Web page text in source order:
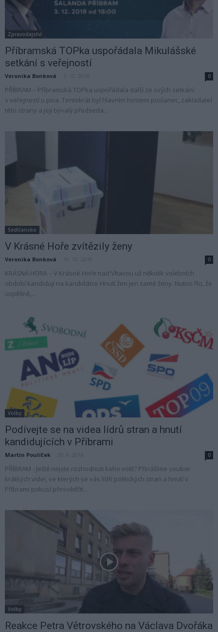
Zpravodajství
Příbramská TOPka uspořádala Mikulášské
setkání s veřejností
Veronika Bonková 0
PŘÍBRAM – Příbramská TOPka uspořádala další ze svých setkání
s veřejností u piva. Tentokrát byl hlavním hostem poslanec, zakladatel
této strany a její bývalý předseda...
Sedlčansko
V Krásné Hoře zvítězily ženy
Veronika Bonková 0
KRÁSNÁ HORA – V Krásné Hoře nad Vltavou už několik volebních
období kandidují na kandidátce Hnutí žen jen samé ženy. Nutno říci, že
úspěšně,...
Volby
Podívejte se na videa lídrů stran a hnutí
kandidujících v Příbrami
Martin Poulíček 0
PŘÍBRAM - Ještě nejste rozhodnuti koho volit? Přinášíme soubor
krátkých videí, ve kterých se vás lídři politických stran a hnutí v
Příbrami pokusí přesvědčit...
Volby
Reakce Petra Větrovského na Václava Dvořáka